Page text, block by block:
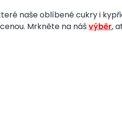
naše oblíbené cukry i
Mrkněte na nášvýběr,